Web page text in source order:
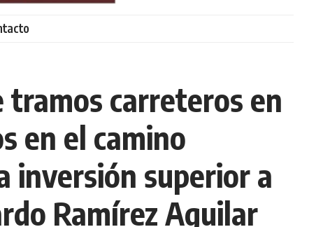
tramos carreteros en
en el camino
inversión superior a
Ramírez Aguilar